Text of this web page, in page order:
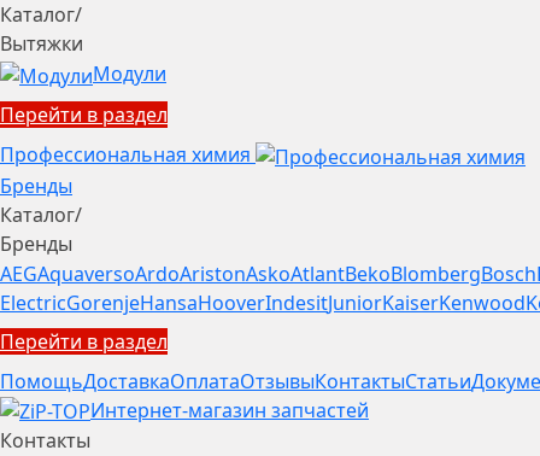
Каталог/
Вытяжки
Модули
Перейти в раздел
Профессиональная химия
Бренды
Каталог/
Бренды
AEGAquaversoArdoAristonAskoAtlantBekoBlombergBosch
ElectricGorenjeHansaHooverIndesitJuniorKaiserKenwood
Перейти в раздел
ПомощьДоставкаОплатаОтзывыКонтактыСтатьи
Интернет-магазин запчастей
Контакты